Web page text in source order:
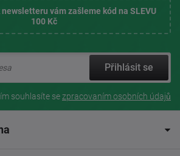
vám zašleme kód na SLEVU
100 Kč
Přihlásit se
souhlasíte sezpracovaním osobních údajů